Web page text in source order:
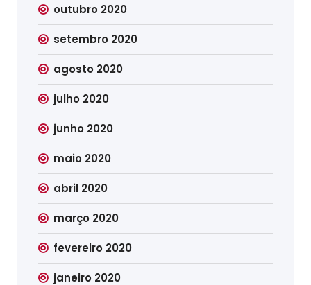
outubro 2020
setembro 2020
agosto 2020
julho 2020
junho 2020
maio 2020
abril 2020
março 2020
fevereiro 2020
janeiro 2020